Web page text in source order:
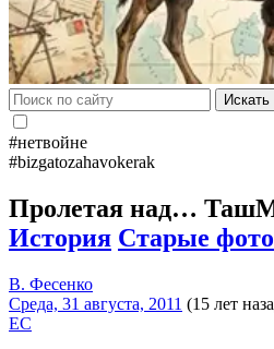
Искать
#нетвойне
#bizgatozahavokerak
Пролетая над…
История Старые фото
В. Фесенко
Среда, 31 августа, 2011 (15 лет
EC